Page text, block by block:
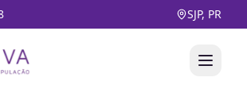
SJP, PR